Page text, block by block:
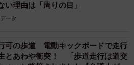
い理由は「周りの目」
ータ
可の歩道 電動キックボードで走行
とあわや衝突！ 「歩道走行は道交